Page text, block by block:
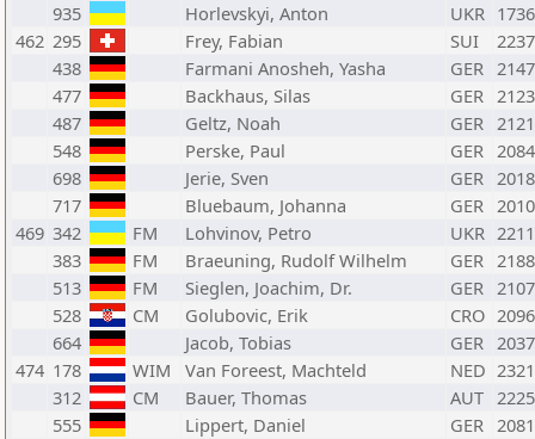
935
Horlevskyi, Anton UKR 1736
462 295 Frey, Fabian SUI
2237
438
Farmani Anosheh, Yasha GER 2147
477
Backhaus, Silas GER 2123
487
Geltz, Noah GER 2121
548
Perske, Paul GER 2084
698
Jerie, Sven GER 2018
717
Bluebaum, Johanna GER 2010
469 342 FM Lohvinov, Petro UKR 2211
383
FM Braeuning, Rudolf Wilhelm GER 2188
513
FM Sieglen, Joachim, Dr. GER 2107
528
CM Golubovic, Erik CRO 2096
664
Jacob, Tobias GER 2037
474 178 WIM Van Foreest, Machteld NED 2321
312
CM Bauer, Thomas AUT 2225
555
Lippert, Daniel GER 2081